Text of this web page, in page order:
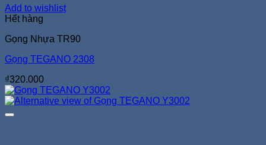
Add to wishlist
Hết hàng
Gọng Nhựa TR90
Gọng TEGANO 2308
₫320.000